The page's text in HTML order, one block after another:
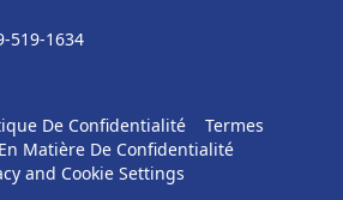
519-1634
De Confidentialité
Termes
Matière De Confidentialité
and Cookie Settings